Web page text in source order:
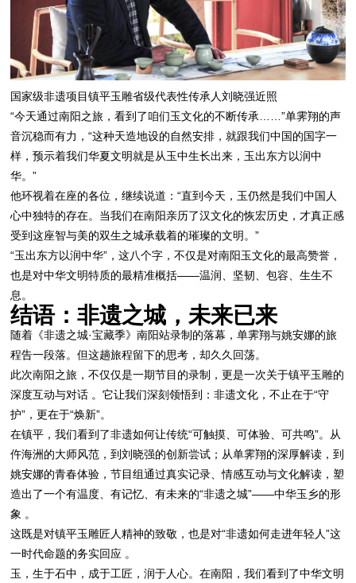
国家级非遗项目镇平玉雕省级代表性传承人刘晓强近照
“今天通过南阳之旅，看到了咱们玉文化的不断传承……”单霁翔的声
音沉稳而有力，“这种天造地设的自然安排，就跟我们中国的国字一
样，预示着我们华夏文明就是从玉中生长出来，玉出东方以润中
华。”
他环视着在座的各位，继续说道：“直到今天，玉仍然是我们中国人
心中独特的存在。当我们在南阳亲历了汉文化的恢宏历史，才真正感
受到这座智与美的双生之城承载着的璀璨的文明。”
“玉出东方以润中华”，这八个字，不仅是对南阳玉文化的最高赞誉，
也是对中华文明特质的最精准概括——温润、坚韧、包容、生生不
息。
结语：非遗之城，未来已来
随着《非遗之城·宝藏季》南阳站录制的落幕，单霁翔与姚安娜的旅
程告一段落。但这趟旅程留下的思考，却久久回荡。
此次南阳之旅，不仅仅是一期节目的录制，更是一次关于镇平玉雕的
深度互动与对话 。它让我们深刻领悟到：非遗文化，不止在于“守
护”，更在于“焕新”。
在镇平，我们看到了非遗如何让传统“可触摸、可体验、可共鸣”。从
仵海洲的大师风范，到刘晓强的创新尝试；从单霁翔的深厚解读，到
姚安娜的青春体验，节目组通过真实记录、情感互动与文化解读，塑
造出了一个有温度、有记忆、有未来的“非遗之城”——中华玉乡的形
象 。
这既是对镇平玉雕匠人精神的致敬，也是对“非遗如何走进年轻人”这
一时代命题的务实回应 。
玉，生于石中，成于工匠，润于人心。在南阳，我们看到了中华文明